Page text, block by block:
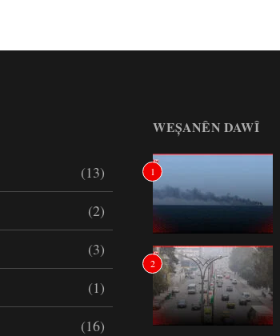
(13)
(2)
(3)
(1)
(16)
WEȘANÊN DAWÎ
1
2